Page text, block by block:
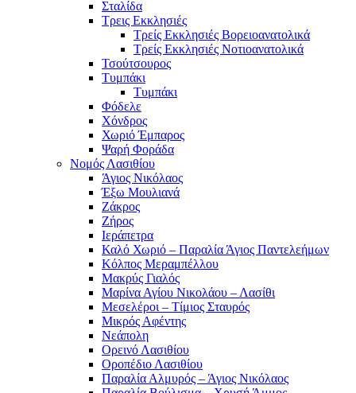
Σταλίδα
Τρεις Εκκλησιές
Τρείς Εκκλησιές Βορειοανατολικά
Τρείς Εκκλησιές Νοτιοανατολικά
Τσούτσουρος
Τυμπάκι
Τυμπάκι
Φόδελε
Χόνδρος
Χωριό Έμπαρος
Ψαρή Φοράδα
Νομός Λασιθίου
Άγιος Νικόλαος
Έξω Μουλιανά
Ζάκρος
Ζήρος
Ιεράπετρα
Καλό Χωριό – Παραλία Άγιος Παντελεήμων
Κόλπος Μεραμπέλλου
Μακρύς Γιαλός
Μαρίνα Αγίου Νικολάου – Λασίθι
Μεσελέροι – Τίμιος Σταυρός
Μικρός Αφέντης
Νεάπολη
Ορεινό Λασιθίου
Οροπέδιο Λασιθίου
Παραλία Αλμυρός – Άγιος Νικόλαος